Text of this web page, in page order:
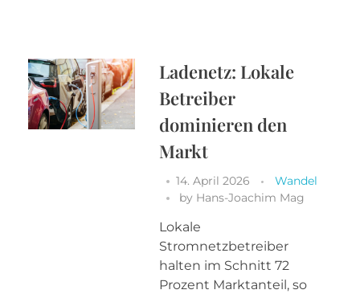
Ladenetz: Lokale
Betreiber
dominieren den
Markt
14. April 2026
Wandel
by Hans-Joachim Mag
Lokale
Stromnetzbetreiber
halten im Schnitt 72
Prozent Marktanteil, so